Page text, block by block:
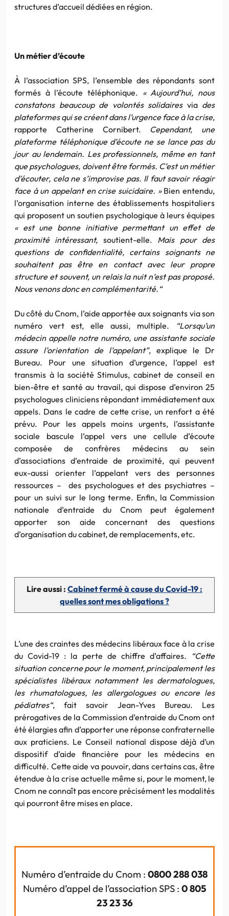
structures d’accueil dédiées en région.
Un métier d’écoute
À l’association SPS, l’ensemble des répondants sont
formés à l’écoute téléphonique. « Aujourd’hui, nous
constatons beaucoup de volontés solidaires viades
plateformes qui se créent dans l’urgence face à la crise,
rapporte Catherine Cornibert. Cependant, une
plateforme téléphonique d’écoute ne se lance pas du
jour au lendemain. Les professionnels, même en tant
que psychologues, doivent être formés. C’est un métier
d’écouter, cela ne s’improvise pas. Il faut savoir réagir
face à un appelant en crise suicidaire. »Bien entendu,
l’organisation interne des établissements hospitaliers
qui proposent un soutien psychologique à leurs équipes
« est une bonne initiative permettant un effet de
proximité intéressant, soutient-elle. Mais pour des
questions de confidentialité, certains soignants ne
souhaitent pas être en contact avec leur propre
structure et souvent, un relais la nuit n’est pas proposé.
Nous venons donc en complémentarité. “
Du côté du Cnom, l’aide apportée aux soignants via son
numéro vert est, elle aussi, multiple.
“Lorsqu’un
médecin appelle notre numéro, une assistante sociale
assure l’orientation de l’appelant”, explique le Dr
Bureau. Pour une situation d’urgence, l’appel est
transmis à la société Stimulus, cabinet de conseil en
bien-être et santé au travail, qui dispose d’environ 25
psychologues cliniciens répondant immédiatement aux
appels. Dans le cadre de cette crise, un renfort a été
prévu. Pour les appels moins urgents, l’assistante
sociale bascule l’appel vers une cellule d’écoute
composée de confrères médecins au sein
d’associations d’entraide de proximité, qui peuvent
eux-aussi orienter l’appelant vers des personnes
ressources – des psychologues et des psychiatres –
pour un suivi sur le long terme. Enfin, la Commission
nationale d’entraide du Cnom peut également
apporter son aide concernant des questions
d’organisation du cabinet, de remplacements, etc.
Lire aussi : Cabinet fermé à cause du Covid-19 :
quelles sont mes obligations ?
L’une des craintes des médecins libéraux face à la crise
du Covid-19 : la perte de chiffre d’affaires.
“Cette
situation concerne pour le moment, principalement les
spécialistes libéraux notamment les dermatologues,
les rhumatologues, les allergologues ou encore les
pédiatres“, fait savoir Jean-Yves Bureau. Les
prérogatives de la Commission d’entraide du Cnom ont
été élargies afin d’apporter une réponse confraternelle
aux praticiens. Le Conseil national dispose déjà d’un
dispositif d’aide financière pour les médecins en
difficulté. Cette aide va pouvoir, dans certains cas, être
étendue à la crise actuelle même si, pour le moment, le
Cnom ne connaît pas encore précisément les modalités
qui pourront être mises en place.
Numéro d’entraide du Cnom : 0800 288 038
Numéro d’appel de l’association SPS : 0 805
23 23 36